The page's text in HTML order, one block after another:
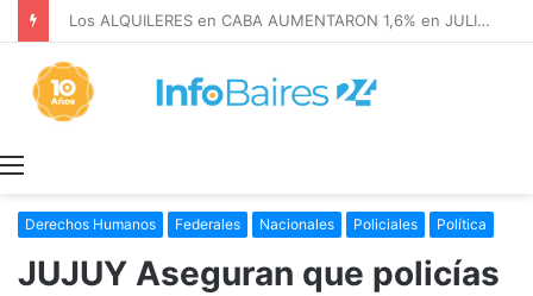
Los ALQUILERES en CABA AUMENTARON 1,6% en JULIO: 17,5% en 2026
Derechos Humanos Federales Nacionales Policiales Política
JUJUY Aseguran que policías